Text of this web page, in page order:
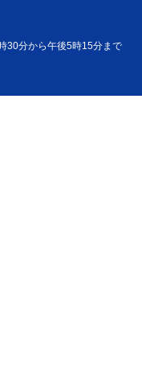
30分から午後5時15分まで